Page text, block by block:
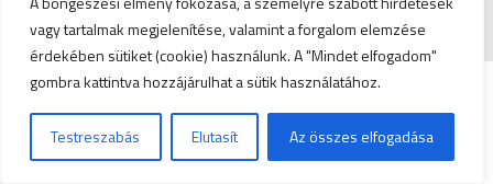
vagy tartalmak megjelenítése, valamint a forgalom elemzése
érdekében sütiket (cookie) használunk. A "Mindet elfogadom"
gombra kattintva hozzájárulhat a sütik használatához.
Testreszabás Elutasít Az összes elfogadása
Iparkamara | All Rights Reserved. | Designed by